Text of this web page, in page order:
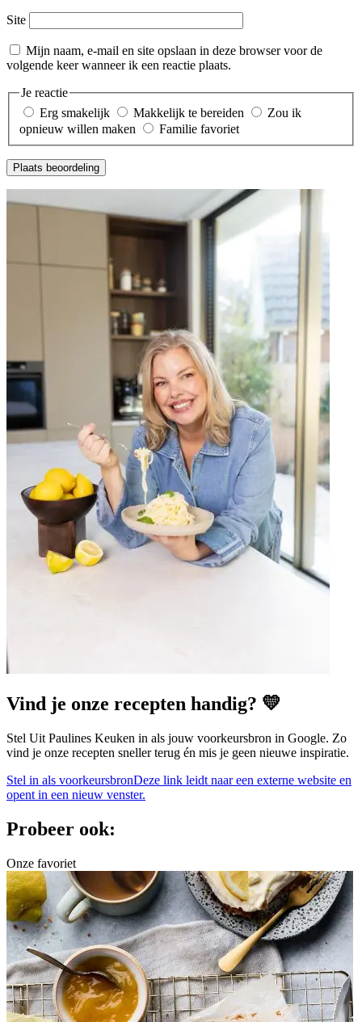
Site
Mijn naam, e-mail en site opslaan in deze browser voor de
volgende keer wanneer ik een reactie plaats.
Je reactie
Erg smakelijk
Makkelijk te bereiden
Zou ik
opnieuw willen maken
Familie favoriet
Plaats beoordeling
Vind je onze recepten handig? 💛
Stel Uit Paulines Keuken in als jouw voorkeursbron in Google. Zo
vind je onze recepten sneller terug én mis je geen nieuwe inspiratie.
Stel in als voorkeursbronDeze link leidt naar een externe website en
opent in een nieuw venster.
Probeer ook:
Onze favoriet